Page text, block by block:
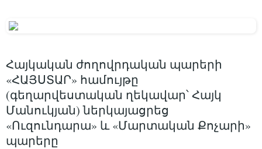
Հայկական ժողովրդական պարերի
«ՀԱՅՍՏԱՐ» համույթը
(գեղարվեստական ղեկավար՝ Հայկ
Մանուկյան) ներկայացրեց
«Ուզունդարա» և «Մարտական Քոչարի»
պարերը